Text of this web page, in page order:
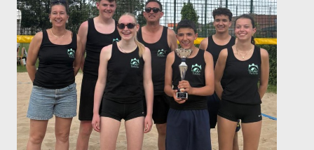
Dames F
Heren
Heren A
Heren B
Heren C